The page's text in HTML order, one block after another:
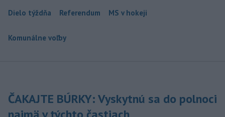
Dielo týždňa Referendum MS v hokeji
Komunálne voľby
ČAKAJTE BÚRKY: Vyskytnú sa do polnoci